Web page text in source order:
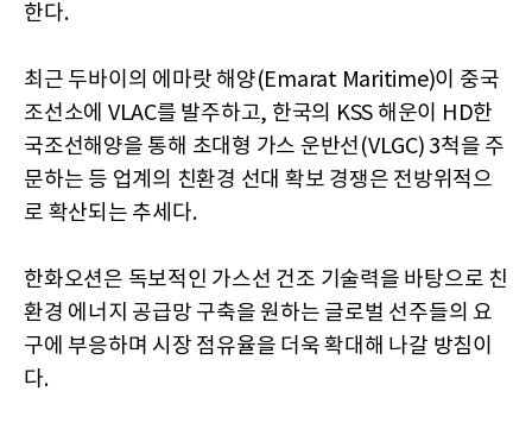
한다.
최근 두바이의 에마랏 해양(Emarat Maritime)이 중국
조선소에 VLAC를 발주하고, 한국의 KSS 해운이 HD한
국조선해양을 통해 초대형 가스 운반선(VLGC) 3척을 주
문하는 등 업계의 친환경 선대 확보 경쟁은 전방위적으
로 확산되는 추세다.
한화오션은 독보적인 가스선 건조 기술력을 바탕으로 친
환경 에너지 공급망 구축을 원하는 글로벌 선주들의 요
구에 부응하며 시장 점유율을 더욱 확대해 나갈 방침이
다.